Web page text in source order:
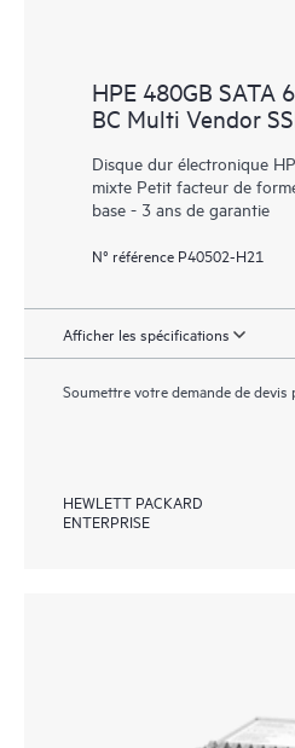
HPE 480GB SATA
BC Multi Vendor
Disque dur électronique
mixte Petit facteur de
base - 3 ans de garantie
N° référence P40502-H21
Afficher les spécifications
Soumettre votre demande de devis
HEWLETT PACKARD
ENTERPRISE